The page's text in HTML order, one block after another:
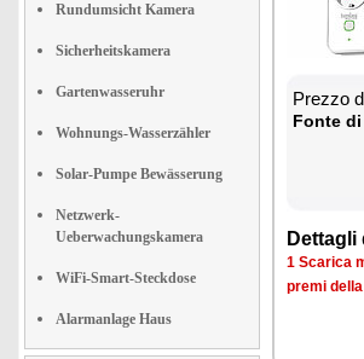
Rundumsicht Kamera
Sicherheitskamera
Gartenwasseruhr
Wohnungs-Wasserzähler
Solar-Pumpe Bewässerung
Netzwerk-
Ueberwachungskamera
WiFi-Smart-Steckdose
Alarmanlage Haus
Prezzo
Fonte
1 Scarica
premi